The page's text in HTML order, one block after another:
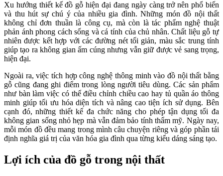
Xu hướng thiết kế đồ gỗ hiện đại đang ngày càng trở nên phổ biến
và thu hút sự chú ý của nhiều gia đình. Những món đồ nội thất
không chỉ đơn thuần là công cụ, mà còn là tác phẩm nghệ thuật
phản ánh phong cách sống và cá tính của chủ nhân. Chất liệu gỗ tự
nhiên được kết hợp với các đường nét tối giản, màu sắc trung tính
giúp tạo ra không gian ấm cúng nhưng vẫn giữ được vẻ sang trọng,
hiện đại.
Ngoài ra, việc tích hợp công nghệ thông minh vào đồ nội thất bằng
gỗ cũng đang ghi điểm trong lòng người tiêu dùng. Các sản phẩm
như bàn làm việc có thể điều chỉnh chiều cao hay tủ quần áo thông
minh giúp tối ưu hóa diện tích và nâng cao tiện ích sử dụng. Bên
cạnh đó, những thiết kế đa chức năng cho phép tận dụng tối đa
không gian sống nhỏ hẹp mà vẫn đảm bảo tính thẩm mỹ. Ngày nay,
mỗi món đồ đều mang trong mình câu chuyện riêng và góp phần tái
định nghĩa giá trị của văn hóa gia đình qua từng kiểu dáng sáng tạo.
Lợi ích của đồ gỗ trong nội thất